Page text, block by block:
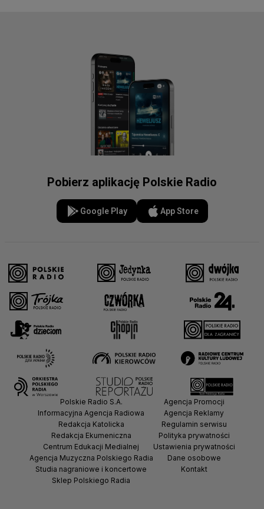
Pobierz aplikację Polskie Radio
Google Play App Store
Polskie Radio S.A.
Informacyjna Agencja Radiowa
Redakcja Katolicka
Redakcja Ekumeniczna
Centrum Edukacji Medialnej
Agencja Muzyczna Polskiego Radia
Studia nagraniowe i koncertowe
Sklep Polskiego Radia
Agencja Promocji
Agencja Reklamy
Regulamin serwisu
Polityka prywatności
Ustawienia prywatności
Dane osobowe
Kontakt